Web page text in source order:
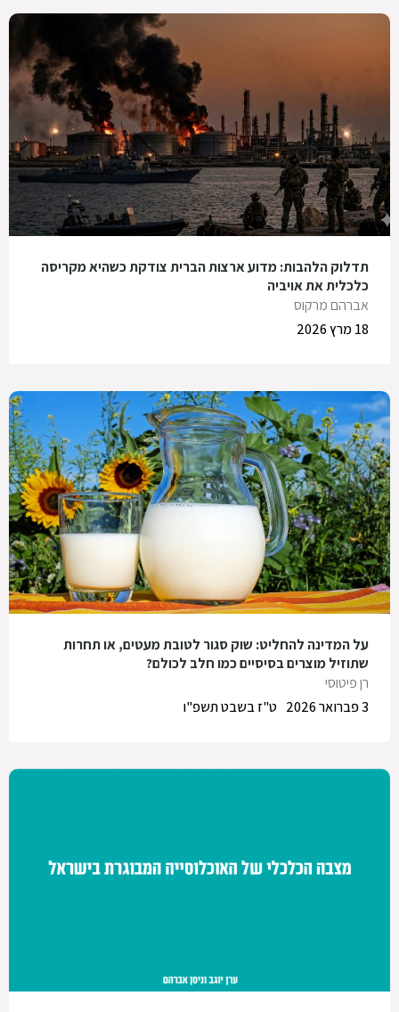
תדלוק הלהבות: מדוע ארצות הברית צודקת כשהיא מקריסה
כלכלית את אויביה
אברהם מרקוס
18 מרץ 2026
על המדינה להחליט: שוק סגור לטובת מעטים, או תחרות
שתוזיל מוצרים בסיסיים כמו חלב לכולם?
רן פיטוסי
ט"ז בשבט תשפ"ו
3 פברואר 2026